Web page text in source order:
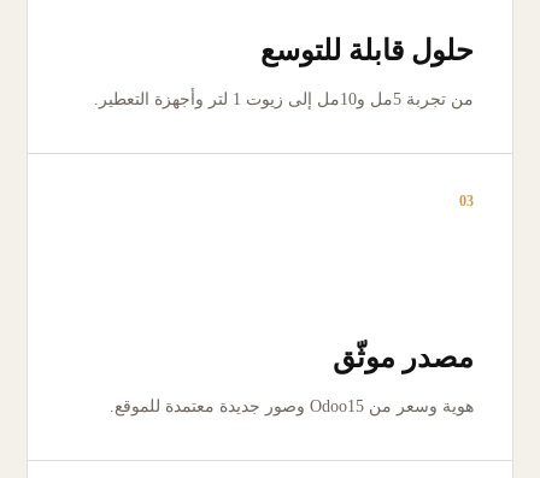
حلول قابلة للتوسع
من تجربة 5مل و10مل إلى زيوت 1 لتر وأجهزة التعطير.
03
مصدر موثّق
هوية وسعر من Odoo15 وصور جديدة معتمدة للموقع.